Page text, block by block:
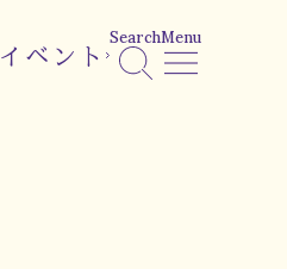
イベント
SearchMenu